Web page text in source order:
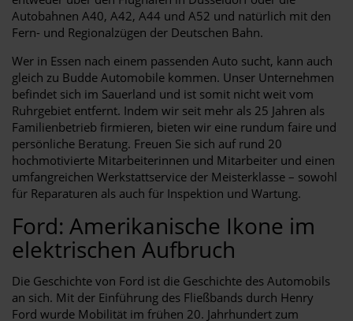
Autobahnen A40, A42, A44 und A52 und natürlich mit den
Fern- und Regionalzügen der Deutschen Bahn.
Wer in Essen nach einem passenden Auto sucht, kann auch
gleich zu Budde Automobile kommen. Unser Unternehmen
befindet sich im Sauerland und ist somit nicht weit vom
Ruhrgebiet entfernt. Indem wir seit mehr als 25 Jahren als
Familienbetrieb firmieren, bieten wir eine rundum faire und
persönliche Beratung. Freuen Sie sich auf rund 20
hochmotivierte Mitarbeiterinnen und Mitarbeiter und einen
umfangreichen Werkstattservice der Meisterklasse – sowohl
für Reparaturen als auch für Inspektion und Wartung.
Ford: Amerikanische Ikone im
elektrischen Aufbruch
Die Geschichte von Ford ist die Geschichte des Automobils
an sich. Mit der Einführung des Fließbands durch Henry
Ford wurde Mobilität im frühen 20. Jahrhundert zum